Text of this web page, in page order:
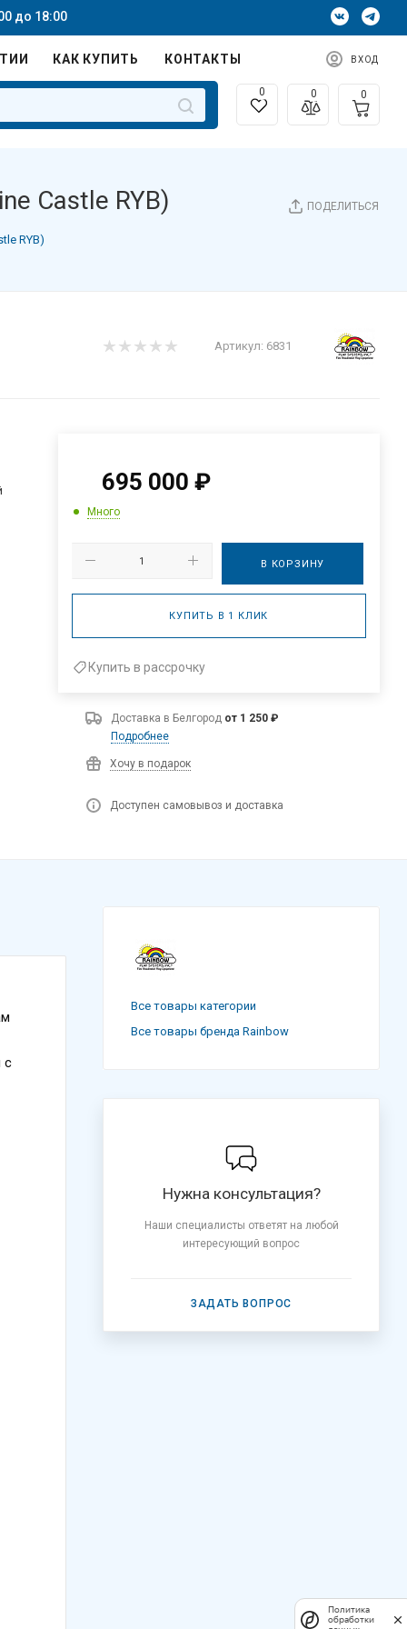
до 18:00
КАК КУПИТЬ КОНТАКТЫ ВХОД
0 0 0
ПОДЕЛИТЬСЯ
Castle RYB)
RYB)
Артикул: 6831
695 000 ₽
Много
В КОРЗИНУ
КУПИТЬ В 1 КЛИК
Купить в рассрочку
Доставка в Белгород от 1 250 ₽
Подробнее
Хочу в подарок
Доступен самовывоз и доставка
с
Все товары категории
Все товары бренда Rainbow
Нужна консультация?
Наши специалисты ответят на любой
интересующий вопрос
ЗАДАТЬ ВОПРОС
Политика
обработки